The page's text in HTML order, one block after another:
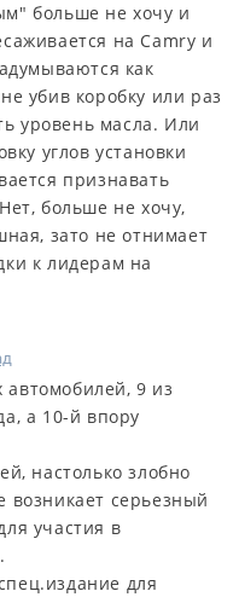
больше не хочу и
на Camry и
как
убив коробку или раз
уровень масла. Или
углов установки
признавать
больше не хочу,
зато не отнимает
к лидерам на
автомобилей, 9 из
а 10-й впору
настолько злобно
возникает серьезный
участия в
для